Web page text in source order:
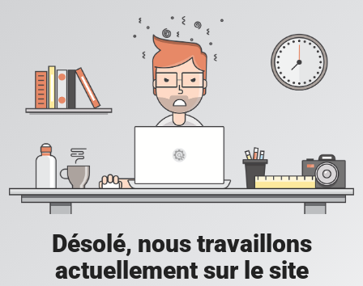
Désolé, nous travaillons
actuellement sur le site